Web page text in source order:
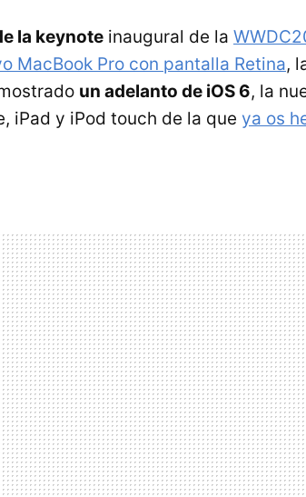
la keynote inaugural de la
MacBook Pro con pantalla Retina,
un adelanto de iOS 6, la
iPad y iPod touch de la que ya os